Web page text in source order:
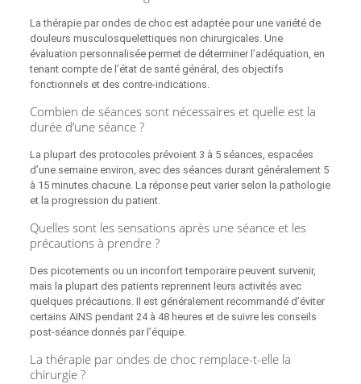
La thérapie par ondes de choc est adaptée pour une variété de
douleurs musculosquelettiques non chirurgicales. Une
évaluation personnalisée permet de déterminer l’adéquation, en
tenant compte de l’état de santé général, des objectifs
fonctionnels et des contre-indications.
Combien de séances sont nécessaires et quelle est la
durée d’une séance ?
La plupart des protocoles prévoient 3 à 5 séances, espacées
d’une semaine environ, avec des séances durant généralement 5
à 15 minutes chacune. La réponse peut varier selon la pathologie
et la progression du patient.
Quelles sont les sensations après une séance et les
précautions à prendre ?
Des picotements ou un inconfort temporaire peuvent survenir,
mais la plupart des patients reprennent leurs activités avec
quelques précautions. Il est généralement recommandé d’éviter
certains AINS pendant 24 à 48 heures et de suivre les conseils
post‑séance donnés par l’équipe.
La thérapie par ondes de choc remplace-t-elle la
chirurgie ?